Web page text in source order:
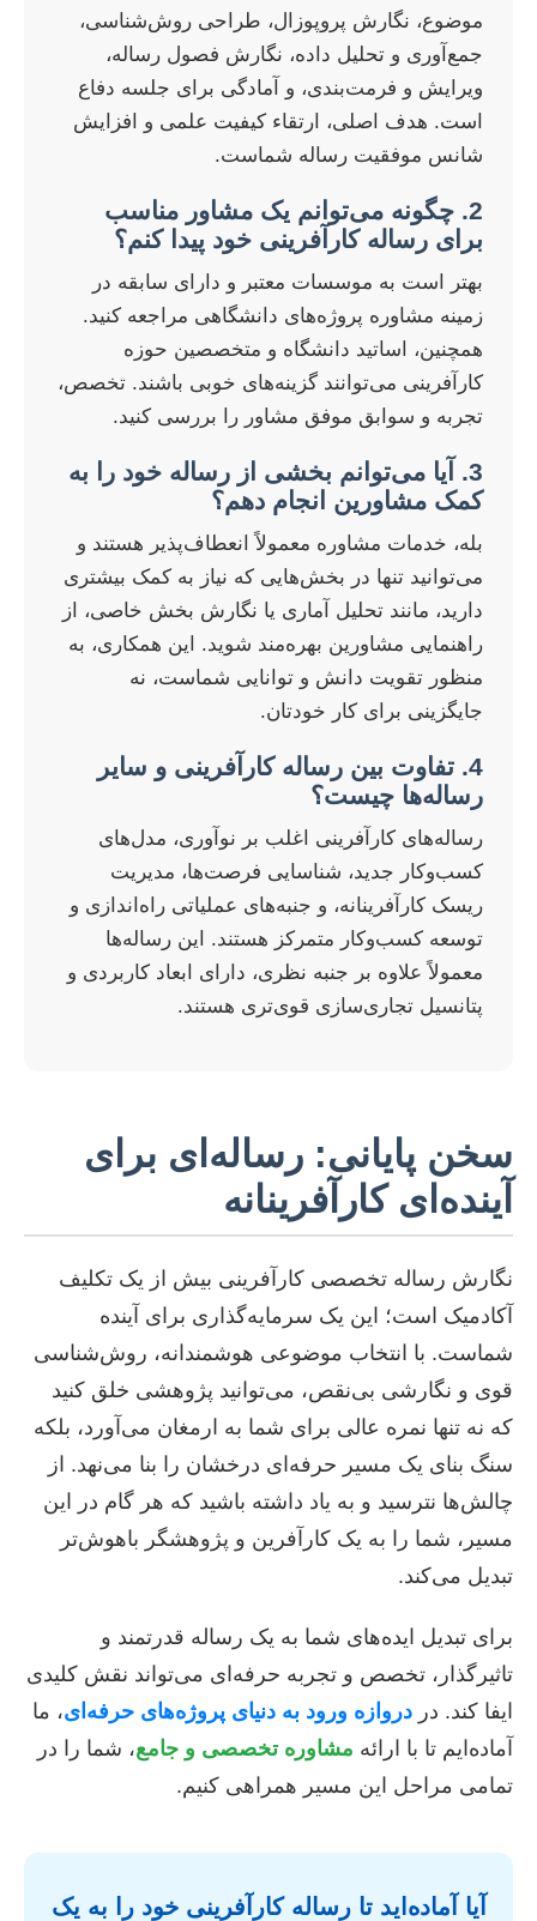
موضوع، نگارش پروپوزال، طراحی روش‌شناسی،
جمع‌آوری و تحلیل داده، نگارش فصول رساله،
ویرایش و فرمت‌بندی، و آمادگی برای جلسه دفاع
است. هدف اصلی، ارتقاء کیفیت علمی و افزایش
شانس موفقیت رساله شماست.
2. چگونه می‌توانم یک مشاور مناسب
برای رساله کارآفرینی خود پیدا کنم؟
بهتر است به موسسات معتبر و دارای سابقه در
زمینه مشاوره پروژه‌های دانشگاهی مراجعه کنید.
همچنین، اساتید دانشگاه و متخصصین حوزه
کارآفرینی می‌توانند گزینه‌های خوبی باشند. تخصص،
تجربه و سوابق موفق مشاور را بررسی کنید.
3. آیا می‌توانم بخشی از رساله خود را به
کمک مشاورین انجام دهم؟
بله، خدمات مشاوره معمولاً انعطاف‌پذیر هستند و
می‌توانید تنها در بخش‌هایی که نیاز به کمک بیشتری
دارید، مانند تحلیل آماری یا نگارش بخش خاصی، از
راهنمایی مشاورین بهره‌مند شوید. این همکاری، به
منظور تقویت دانش و توانایی شماست، نه
جایگزینی برای کار خودتان.
4. تفاوت بین رساله کارآفرینی و سایر
رساله‌ها چیست؟
رساله‌های کارآفرینی اغلب بر نوآوری، مدل‌های
کسب‌وکار جدید، شناسایی فرصت‌ها، مدیریت
ریسک کارآفرینانه، و جنبه‌های عملیاتی راه‌اندازی و
توسعه کسب‌وکار متمرکز هستند. این رساله‌ها
معمولاً علاوه بر جنبه نظری، دارای ابعاد کاربردی و
پتانسیل تجاری‌سازی قوی‌تری هستند.
سخن پایانی: رساله‌ای برای
آینده‌ای کارآفرینانه
نگارش رساله تخصصی کارآفرینی بیش از یک تکلیف
آکادمیک است؛ این یک سرمایه‌گذاری برای آینده
شماست. با انتخاب موضوعی هوشمندانه، روش‌شناسی
قوی و نگارشی بی‌نقص، می‌توانید پژوهشی خلق کنید
که نه تنها نمره عالی برای شما به ارمغان می‌آورد، بلکه
سنگ بنای یک مسیر حرفه‌ای درخشان را بنا می‌نهد. از
چالش‌ها نترسید و به یاد داشته باشید که هر گام در این
مسیر، شما را به یک کارآفرین و پژوهشگر باهوش‌تر
تبدیل می‌کند.
برای تبدیل ایده‌های شما به یک رساله قدرتمند و
تاثیرگذار، تخصص و تجربه حرفه‌ای می‌تواند نقش کلیدی
ایفا کند. در دروازه ورود به دنیای پروژه‌های حرفه‌ای، ما
آماده‌ایم تا با ارائه مشاوره تخصصی و جامع، شما را در
تمامی مراحل این مسیر همراهی کنیم.
آیا آماده‌اید تا رساله کارآفرینی خود را به یک